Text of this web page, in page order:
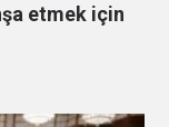
etmek için